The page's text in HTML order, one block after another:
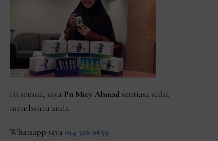
Hi semua, saya Pn Miey Ahmad sentiasa sedia
membantu anda.
Whatsapp saya 014 526 0639.